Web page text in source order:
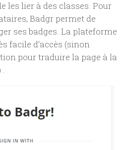
les lier à des classes. Pour
Badgr permet de
ses badges. La plateforme
facile d’accès (sinon
pour traduire la page à la